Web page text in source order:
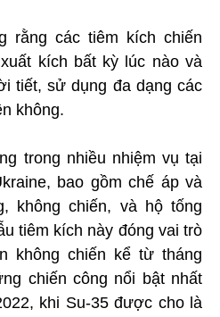
rằng các tiêm kích chiến
kích bất kỳ lúc nào và
tiết, sử dụng đa dạng các
không.
trong nhiều nhiệm vụ tại
bao gồm chế áp và
không chiến, và hộ tống
tiêm kích này đóng vai trò
không chiến kể từ tháng
chiến công nổi bật nhất
khi Su-35 được cho là